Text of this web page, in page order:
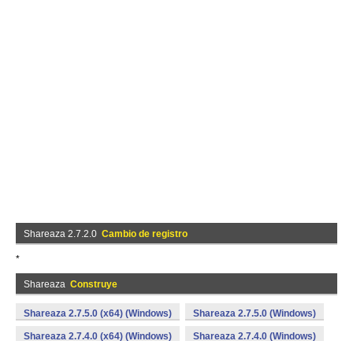
Shareaza 2.7.2.0 Cambio de registro
*
Shareaza Construye
Shareaza 2.7.5.0 (x64) (Windows) Shareaza 2.7.5.0 (Windows)
Shareaza 2.7.4.0 (x64) (Windows) Shareaza 2.7.4.0 (Windows)